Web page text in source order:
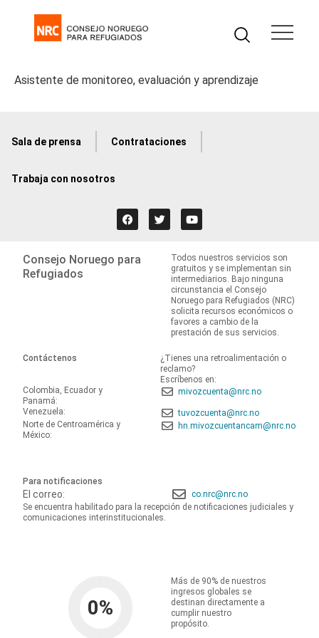
Asistente de monitoreo, evaluación y aprendizaje
Sala de prensa Contrataciones
Trabaja con nosotros
Consejo Noruego para
Refugiados
Todos nuestros servicios son
gratuitos y se implementan sin
intermediarios. Bajo ninguna
circunstancia el Consejo
Noruego para Refugiados (NRC)
solicita recursos económicos o
favores a cambio de la
prestación de sus servicios.
Contáctenos
¿Tienes una retroalimentación o
reclamo?
Escríbenos en:
Colombia, Ecuador y
Panamá:
mivozcuenta@nrc.no
Venezuela:
tuvozcuenta@nrc.no
Norte de Centroamérica y
México:
hn.mivozcuentancam@nrc.no
Para notificaciones
El correo:
co.nrc@nrc.no
Se encuentra habilitado para la recepción de notificaciones judiciales y
comunicaciones interinstitucionales.
0%
Más de 90% de nuestros
ingresos globales se
destinan directamente a
cumplir nuestro
propósito.